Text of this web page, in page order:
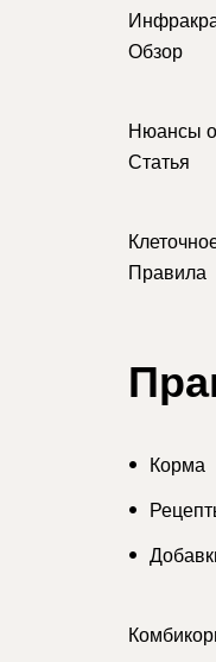
Обзор
Нюансы
Статья
Правила
Корма